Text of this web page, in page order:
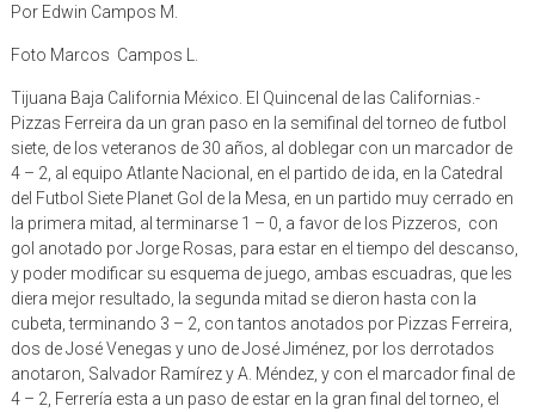
Por Edwin Campos M.
Foto Marcos Campos L.
Tijuana Baja California México. El Quincenal de las Californias.-
Pizzas Ferreira da un gran paso en la semifinal del torneo de futbol
siete, de los veteranos de 30 años, al doblegar con un marcador de
4 – 2, al equipo Atlante Nacional, en el partido de ida, en la Catedral
del Futbol Siete Planet Gol de la Mesa, en un partido muy cerrado en
la primera mitad, al terminarse 1 – 0, a favor de los Pizzeros, con
gol anotado por Jorge Rosas, para estar en el tiempo del descanso,
y poder modificar su esquema de juego, ambas escuadras, que les
diera mejor resultado, la segunda mitad se dieron hasta con la
cubeta, terminando 3 – 2, con tantos anotados por Pizzas Ferreira,
dos de José Venegas y uno de José Jiménez, por los derrotados
anotaron, Salvador Ramírez y A. Méndez, y con el marcador final de
4 – 2, Ferrería esta a un paso de estar en la gran final del torneo, el